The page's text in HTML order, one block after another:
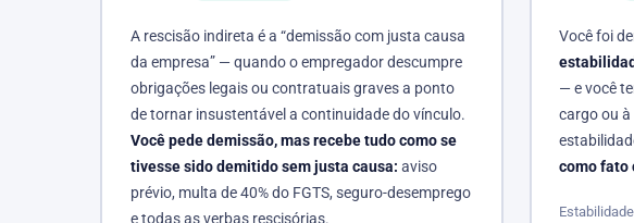
A rescisão indireta é a “demissão com justa causa
da empresa” — quando o empregador descumpre
obrigações legais ou contratuais graves a ponto
de tornar insustentável a continuidade do vínculo.
Você pede demissão, mas recebe tudo como se
tivesse sido demitido sem justa causa: aviso
prévio, multa de 40% do FGTS, seguro-desemprego
e todas as verbas rescisórias.
Você foi
— e você
cargo ou
como fato